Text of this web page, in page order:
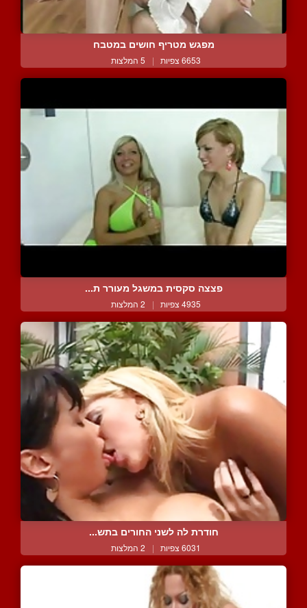
מפגש מטריף חושים במטבח
6653 צפיות | 5 המלצות
פצצה סקסית במשגל מעורר ת...
4935 צפיות | 2 המלצות
חודרת לה לשני החורים בתש...
6031 צפיות | 2 המלצות